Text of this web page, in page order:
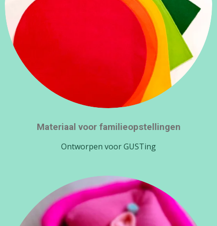
Materiaal voor familieopstellingen
Ontworpen voor GUSTing